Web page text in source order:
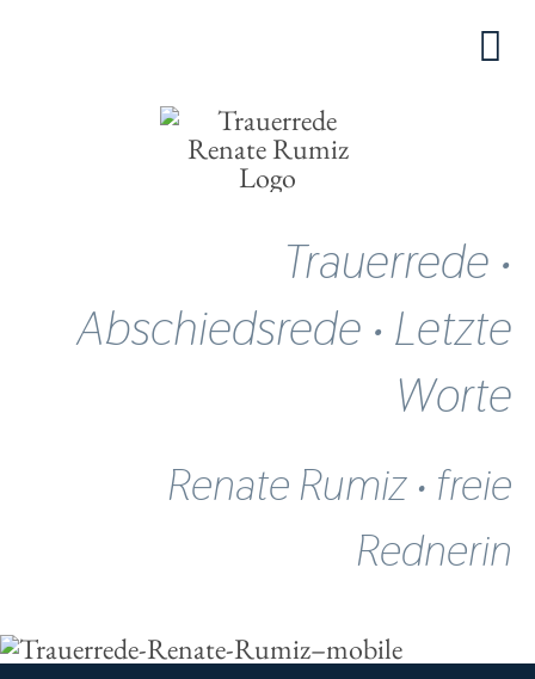
Über mich
Ablauf
Kontakt
Trauerrede •
Abschiedsrede • Letzte
Worte
Renate Rumiz • freie
Rednerin